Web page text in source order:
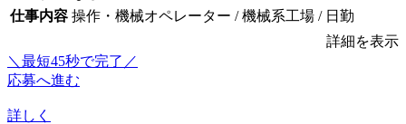
仕事内容 操作・機械オペレーター / 機械系工場 / 日勤
詳細を表示
＼最短45秒で完了／
応募へ進む
詳しく